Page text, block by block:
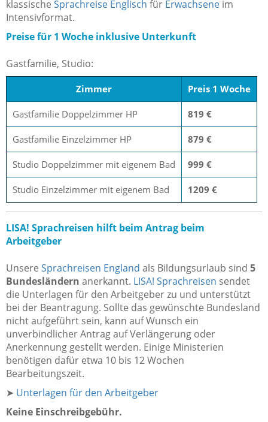
klassische Sprachreise Englisch für Erwachsene im
Intensivformat.
Preise für 1 Woche inklusive Unterkunft
Gastfamilie, Studio:
Zimmer Preis 1 Woche
Gastfamilie Doppelzimmer HP 819 €
Gastfamilie Einzelzimmer HP 879 €
Studio Doppelzimmer mit eigenem Bad 999 €
Studio Einzelzimmer mit eigenem Bad 1209 €
LISA! Sprachreisen hilft beim Antrag beim
Arbeitgeber
Unsere Sprachreisen England als Bildungsurlaub sind 5
Bundesländern anerkannt. LISA! Sprachreisen sendet
die Unterlagen für den Arbeitgeber zu und unterstützt
bei der Beantragung. Sollte das gewünschte Bundesland
nicht aufgeführt sein, kann auf Wunsch ein
unverbindlicher Antrag auf Verlängerung oder
Anerkennung gestellt werden. Einige Ministerien
benötigen dafür etwa 10 bis 12 Wochen
Bearbeitungszeit.
➤ Unterlagen für den Arbeitgeber
Keine Einschreibgebühr.